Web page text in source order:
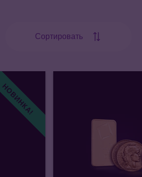
Сортировать
НОВИНКА!